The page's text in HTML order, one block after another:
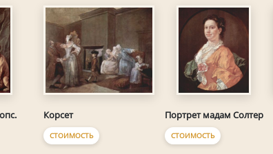
Корсет
СТОИМОСТЬ
Портрет мадам Солтер
СТОИМОСТЬ